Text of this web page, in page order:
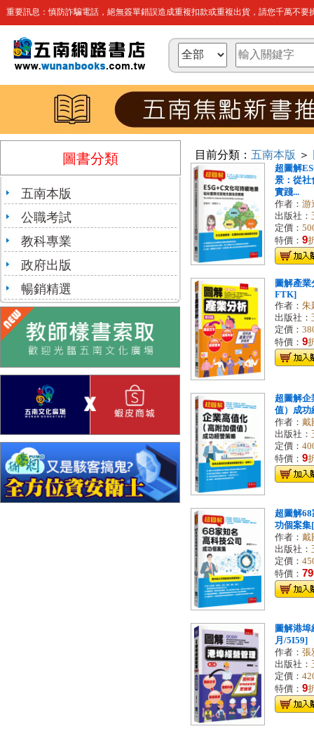
重要訊息：慎防詐騙電話，絕無簽單錯誤造成重複扣款或重複出貨，請您千萬不要
圖書分類
五南本版
公職考試
教科專業
政府出版
暢銷精選
目前分類： 五南本版 ＞
超圖解
景：從社
實踐...
作者： 游
出版社：
定價：
特價： 9
圖解產
FTK]
作者： 朱
出版社：
定價：
特價： 9
超圖解企
值）成功
作者： 戴
出版社：
定價：
特價： 9
超圖解
功個案集
作者： 戴
出版社：
定價：
特價： 79
圖解港
月/5I59]
作者： 張
出版社：
定價：
特價： 9